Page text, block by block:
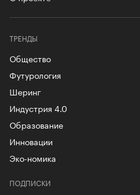
ТРЕНДЫ
Общество
Футурология
Шеринг
Индустрия 4.0
Образование
Инновации
Эко-номика
ПОДПИСКИ